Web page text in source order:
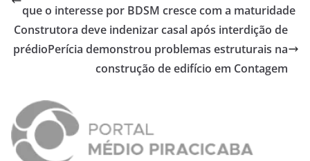
que o interesse por BDSM cresce com a maturidade
Construtora deve indenizar casal após interdição de
prédioPerícia demonstrou problemas estruturais na
construção de edifício em Contagem